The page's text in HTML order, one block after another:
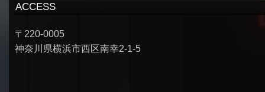
ACCESS
〒220-0005
神奈川県横浜市西区南幸2-1-5